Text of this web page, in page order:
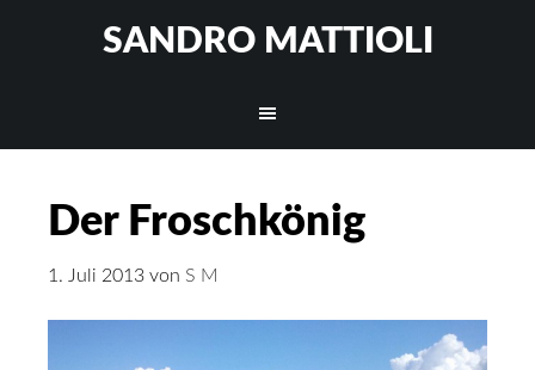
SANDRO MATTIOLI
Der Froschkönig
1. Juli 2013 von S M